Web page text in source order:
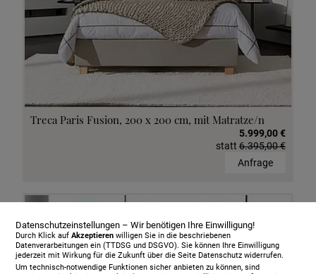
Treca Paris Fusion, 200 x 200 cm, mit Matratze/n
5.999,00 €
statt 6.395,00 €
Anfrage
Datenschutzeinstellungen – Wir benötigen Ihre Einwilligung!
Durch Klick aufAkzeptieren willigen Sie in die beschriebenen
Datenverarbeitungen ein (TTDSG und DSGVO). Sie können Ihre Einwilligung
jederzeit mit Wirkung für die Zukunft über die Seite Datenschutz widerrufen.
Um technisch-notwendige Funktionen sicher anbieten zu können, sind